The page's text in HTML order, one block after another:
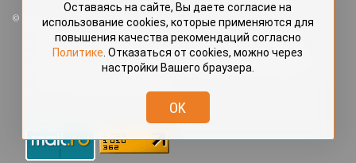
Все права защищены. Любые материалы, размещённые на портале
«Красраб.ру» сотрудниками редакции, нештатными авторами
и читателями, являются объектами авторского права. Полное или
частичное использование материалов, размещённых на портале
«Красраб.ру», допускается только с письменного согласия редакции
redaktor@krasrab.krsn.ru.
Оставаясь на сайте, Вы даете согласие на
использование cookies, которые применяются для
повышения качества рекомендаций согласно
Политике . Отказаться от cookies, можно через
настройки Вашего браузера.
OK